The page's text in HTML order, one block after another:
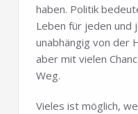
haben. Politik
Leben für jeden und
unabhängig von der
aber mit vielen
Weg.
Vieles ist möglich,